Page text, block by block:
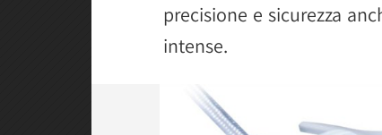
precisione e sicurezza
intense.